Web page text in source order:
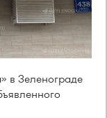
в Зеленограде